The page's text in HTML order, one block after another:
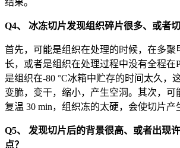
Q4、 冰冻切片发现组织碎片很多、或者
首先，可能是组织在处理的时候，在多聚
长，或者是组织在处理过程中没有全程在
是组织在-80 °C冰箱中贮存的时间太久，
变脆，变干，缩小，产生空洞。其次，可
复温 30 min，组织冻的太硬，会使切片产
Q5、 发现切片后的背景很高、或者出现
点？